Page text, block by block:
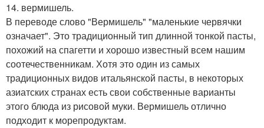
14. вермишель.
В переводе слово "Вермишель" "маленькие червячки
означает". Это традиционный тип длинной тонкой пасты,
похожий на спагетти и хорошо известный всем нашим
соотечественникам. Хотя это один из самых
традиционных видов итальянской пасты, в некоторых
азиатских странах есть свои собственные варианты
этого блюда из рисовой муки. Вермишель отлично
подходит к морепродуктам.